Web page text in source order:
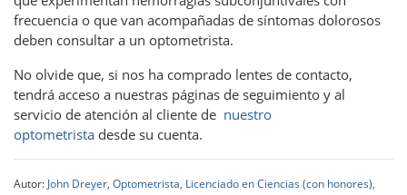
frecuencia o que van acompañadas de síntomas dolorosos
deben consultar a un optometrista.
No olvide que, si nos ha comprado lentes de contacto,
tendrá acceso a nuestras páginas de seguimiento y al
servicio de atención al cliente de nuestro
optometrista desde su cuenta.
Autor: John Dreyer, Optometrista, Licenciado en Ciencias (con honores),